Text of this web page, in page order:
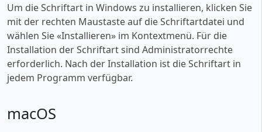
Um die Schriftart in Windows zu installieren, klicken Sie
mit der rechten Maustaste auf die Schriftartdatei und
wählen Sie «‎Installieren» im Kontextmenü. Für die
Installation der Schriftart sind Administratorrechte
erforderlich. Nach der Installation ist die Schriftart in
jedem Programm verfügbar.
macOS